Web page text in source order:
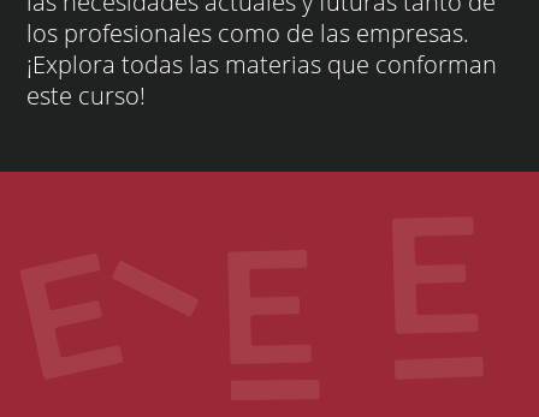
los profesionales como de las empresas.
¡Explora todas las materias que conforman
este curso!